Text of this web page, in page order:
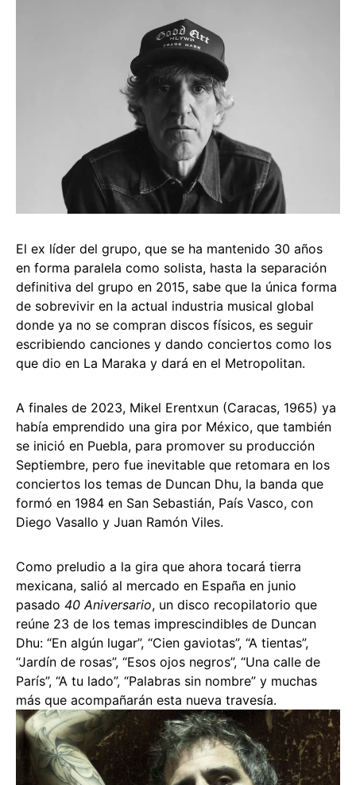
El ex líder del grupo, que se ha mantenido 30 años
en forma paralela como solista, hasta la separación
definitiva del grupo en 2015, sabe que la única forma
de sobrevivir en la actual industria musical global
donde ya no se compran discos físicos, es seguir
escribiendo canciones y dando conciertos como los
que dio en La Maraka y dará en el Metropolitan.
A finales de 2023, Mikel Erentxun (Caracas, 1965) ya
había emprendido una gira por México, que también
se inició en Puebla, para promover su producción
Septiembre, pero fue inevitable que retomara en los
conciertos los temas de Duncan Dhu, la banda que
formó en 1984 en San Sebastián, País Vasco, con
Diego Vasallo y Juan Ramón Viles.
Como preludio a la gira que ahora tocará tierra
mexicana, salió al mercado en España en junio
pasado 40 Aniversario, un disco recopilatorio que
reúne 23 de los temas imprescindibles de Duncan
Dhu: “En algún lugar”, “Cien gaviotas”, “A tientas”,
“Jardín de rosas”, “Esos ojos negros”, “Una calle de
París”, “A tu lado”, “Palabras sin nombre” y muchas
más que acompañarán esta nueva travesía.